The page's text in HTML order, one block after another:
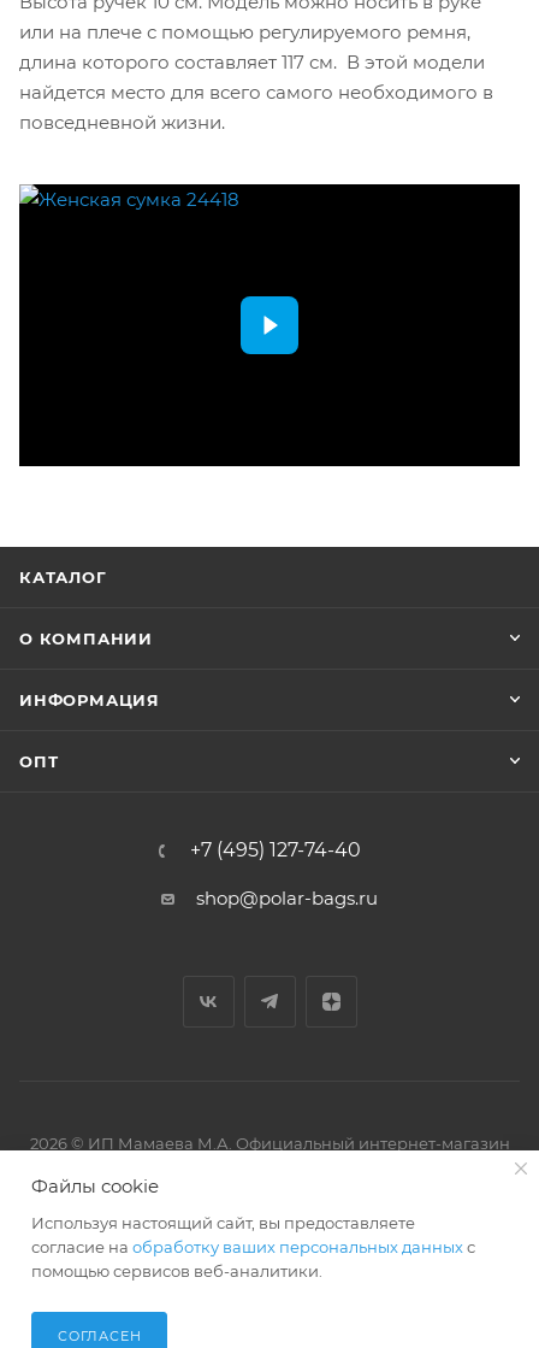
или на плече с помощью регулируемого ремня,
длина которого составляет 117 см. В этой модели
найдется место для всего самого необходимого в
повседневной жизни.
КАТАЛОГ
О КОМПАНИИ
ИНФОРМАЦИЯ
ОПТ
+7 (495) 127-74-40
shop@polar-bags.ru
2026 © ИП Мамаева М.А. Официальный интернет-магазин
Файлы cookie
Используя настоящий сайт, вы предоставляете
согласие на обработку ваших персональных данныхс
помощью сервисов веб-аналитики.
СОГЛАСЕН